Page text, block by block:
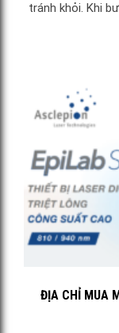
tránh khỏi. Khi
ĐỊA CHỈ MUA